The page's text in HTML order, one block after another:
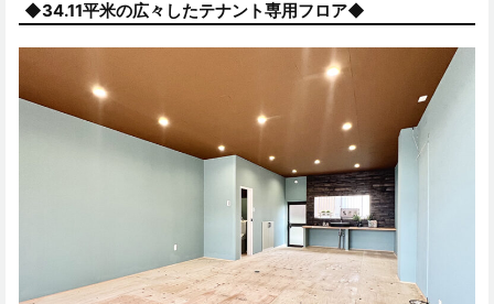
◆34.11平米の広々したテナント専用フロア◆